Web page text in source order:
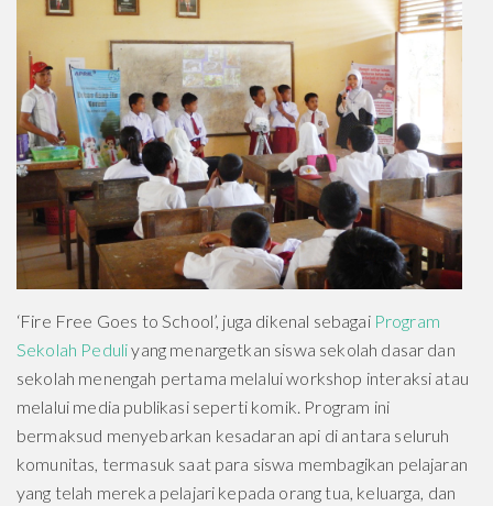
‘Fire Free Goes to School’, juga dikenal sebagai Program
Sekolah Peduliyang menargetkan siswa sekolah dasar dan
sekolah menengah pertama melalui workshop interaksi atau
melalui media publikasi seperti komik. Program ini
bermaksud menyebarkan kesadaran api di antara seluruh
komunitas, termasuk saat para siswa membagikan pelajaran
yang telah mereka pelajari kepada orang tua, keluarga, dan